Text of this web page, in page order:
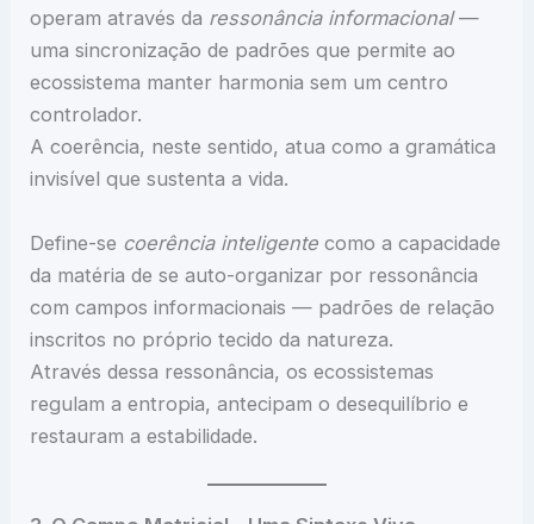
operam através da ressonância informacional—
uma sincronização de padrões que permite ao
ecossistema manter harmonia sem um centro
controlador.
A coerência, neste sentido, atua como a gramática
invisível que sustenta a vida.
Define-se coerência inteligente como a capacidade
da matéria de se auto-organizar por ressonância
com campos informacionais — padrões de relação
inscritos no próprio tecido da natureza.
Através dessa ressonância, os ecossistemas
regulam a entropia, antecipam o desequilíbrio e
restauram a estabilidade.